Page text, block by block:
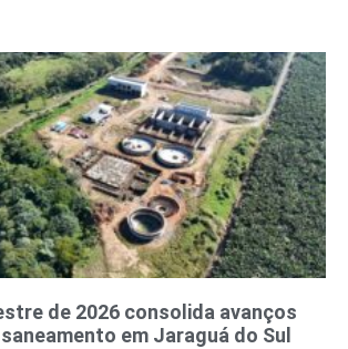
de 2026 consolida avanços
em Jaraguá do Sul